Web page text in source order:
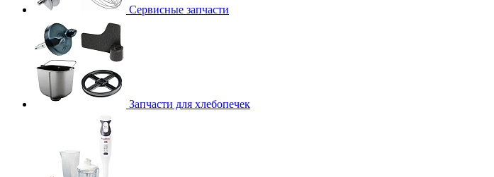
Сервисные запчасти
Запчасти для хлебопечек